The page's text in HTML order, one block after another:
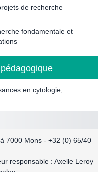
de recherche
fondamentale et
en cytologie,
7000 Mons - +32 (0) 65/40
responsable : Axelle Leroy